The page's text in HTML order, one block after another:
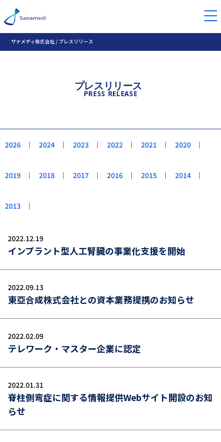
サナメディ株式会社 / プレスリリース
プレスリリース
PRESS RELEASE
2026 ｜ 2024 ｜ 2023 ｜ 2022 ｜ 2021 ｜ 2020 ｜
2019 ｜ 2018 ｜ 2017 ｜ 2016 ｜ 2015 ｜ 2014 ｜
2013 ｜
2022.12.19
インプラント型人工腎臓の事業化支援を開始
2022.09.13
東亞合成株式会社との資本業務提携のお知らせ
2022.02.09
テレワーク・マスター企業に認定
2022.01.31
脊柱側弯症に関する情報提供Webサイト開設のお知
らせ